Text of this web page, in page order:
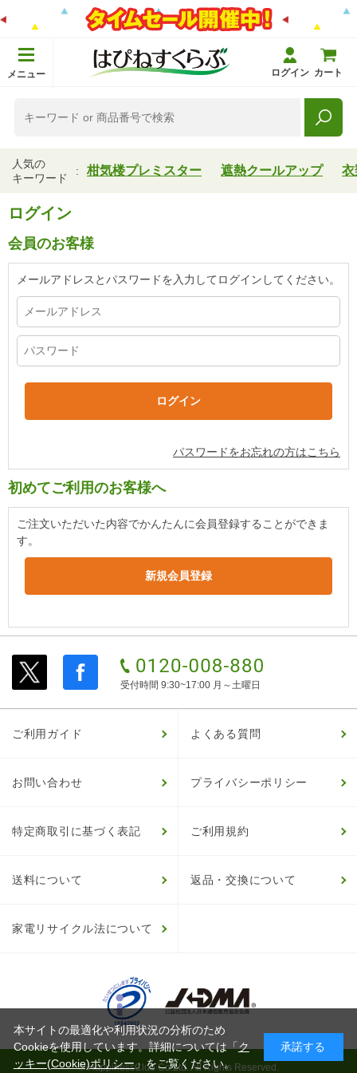
メニュー ログイン カート
人気の
キーワード
柑気楼プレミスター 遮熱クールアップ 衣
ログイン
会員のお客様
メールアドレスとパスワードを入力してログインしてください。
パスワードをお忘れの方はこちら
初めてご利用のお客様へ
ご注文いただいた内容でかんたんに会員登録することができま
す。
受付時間 9:30~17:00 月～土曜日
ご利用ガイド よくある質問
お問い合わせ プライバシーポリシー
特定商取引に基づく表記 ご利用規約
送料について 返品・交換について
家電リサイクル法について
© HappinessClub Co.Ltd. All Rights Reserved.
本サイトの最適化や利用状況の分析のため
Cookieを使用しています。詳細については「ク
ッキー(Cookie)ポリシー」をご覧ください。
承諾する